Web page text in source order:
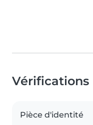
Vérifications
Pièce d'identité